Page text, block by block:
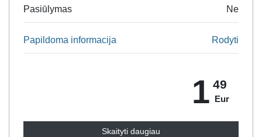
Pasiūlymas Ne
Papildoma informacija Rodyti
1 49
Eur
Skaityti daugiau